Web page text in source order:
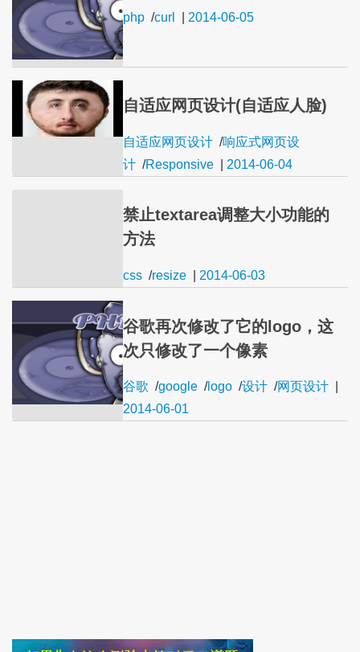
php /curl 2014-06-05
自适应网页设计(自适应人脸)
自适应网页设计 /响应式网页设
计 /Responsive 2014-06-04
禁止textarea调整大小功能的
方法
css /resize 2014-06-03
谷歌再次修改了它的logo，这
次只修改了一个像素
谷歌 /google /logo /设计 /网页设计
2014-06-01